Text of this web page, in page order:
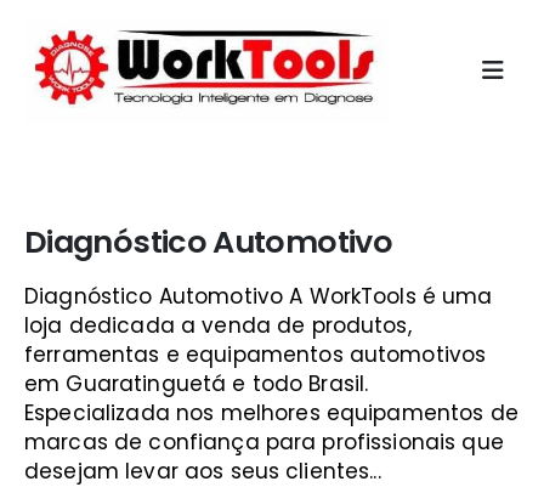
Diagnóstico Automotivo
Diagnóstico Automotivo A WorkTools é uma
loja dedicada a venda de produtos,
ferramentas e equipamentos automotivos
em Guaratinguetá e todo Brasil.
Especializada nos melhores equipamentos de
marcas de confiança para profissionais que
desejam levar aos seus clientes...